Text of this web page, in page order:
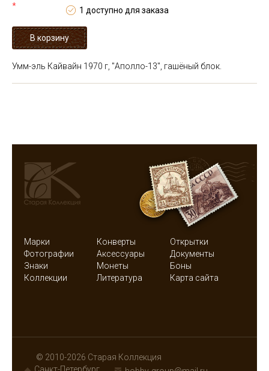
*
1 доступно для заказа
Умм-эль Кайвайн 1970 г, "Аполло-13", гашёный блок.
Марки Конверты
Открытки
Фотографии
Аксессуары
Документы
Знаки
Монеты
Боны
Коллекции
Литература Карта сайта
© 2010-2026 Старая Коллекция